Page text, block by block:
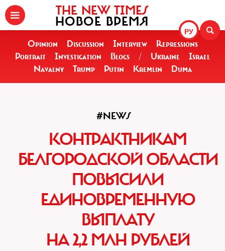
РУ
THE NEW TIMES
НОВОЕ ВРЕМЯ
Opinion Discussion Interview
Repressions
Portrait
Investigation Blogs / Ukraine
Israel
Navalny
Trump Putin Kremlin Duma
#NEWS
КОНТРАКТНИКАМ
БЕЛГОРОДСКОЙ ОБЛАСТИ
ПОВЫСИЛИ
ЕДИНОВРЕМЕННУЮ
ВЫПЛАТУ
НА 2,2 МЛН РУБЛЕЙ